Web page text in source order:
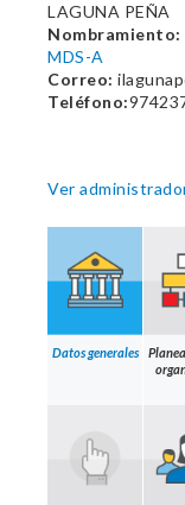
LAGUNA PEÑA
Nombramiento:
MDS-A
Correo:
Teléfono:
Ver
Datos generales